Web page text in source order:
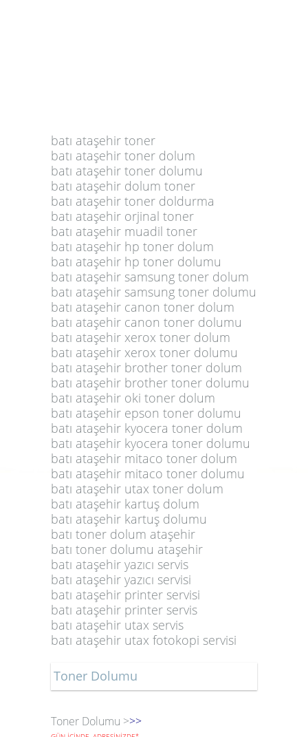
batı ataşehir toner
batı ataşehir toner dolum
batı ataşehir toner dolumu
batı ataşehir dolum toner
batı ataşehir toner doldurma
batı ataşehir orjinal toner
batı ataşehir muadil toner
batı ataşehir hp toner dolum
batı ataşehir hp toner dolumu
batı ataşehir samsung toner dolum
batı ataşehir samsung toner dolumu
batı ataşehir canon toner dolum
batı ataşehir canon toner dolumu
batı ataşehir xerox toner dolum
batı ataşehir xerox toner dolumu
batı ataşehir brother toner dolum
batı ataşehir brother toner dolumu
batı ataşehir oki toner dolum
batı ataşehir epson toner dolumu
batı ataşehir kyocera toner dolum
batı ataşehir kyocera toner dolumu
batı ataşehir mitaco toner dolum
batı ataşehir mitaco toner dolumu
batı ataşehir utax toner dolum
batı ataşehir kartuş dolum
batı ataşehir kartuş dolumu
batı toner dolum ataşehir
batı toner dolumu ataşehir
batı ataşehir yazıcı servis
batı ataşehir yazıcı servisi
batı ataşehir printer servisi
batı ataşehir printer servis
batı ataşehir utax servis
batı ataşehir utax fotokopi servisi
Toner Dolumu
Toner Dolumu >>>